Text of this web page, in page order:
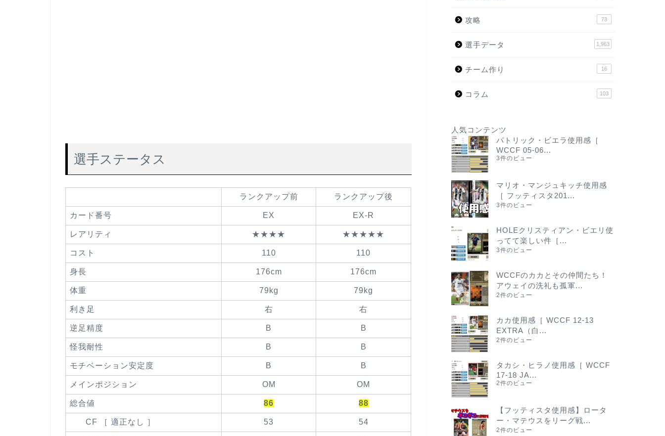
選手ステータス
ランクアップ前 ランクアップ後
カード番号 EX EX-R
レアリティ ★★★★ ★★★★★
コスト 110 110
身長 176cm 176cm
体重 79kg 79kg
利き足 右 右
逆足精度 B B
怪我耐性 B B
モチベーション安定度 B B
メインポジション OM OM
総合値 86 88
CF ［ 適正なし ］ 53 54
攻略 73
選手データ 1,963
チーム作り 16
コラム 103
人気コンテンツ
パトリック・ビエラ使用感［
WCCF 05-06...
3件のビュー
マリオ・マンジュキッチ使用感
［ フッティスタ201...
3件のビュー
HOLEクリスティアン・ビエリ使
ってて楽しい件［...
3件のビュー
WCCFのカカとその仲間たち！
アウェイの洗礼も孤軍...
2件のビュー
カカ使用感［ WCCF 12-13
EXTRA（白...
2件のビュー
タカシ・ヒラノ使用感［ WCCF
17-18 JA...
2件のビュー
【フッティスタ使用感】ロータ
ー・マテウスをリーグ戦...
2件のビュー